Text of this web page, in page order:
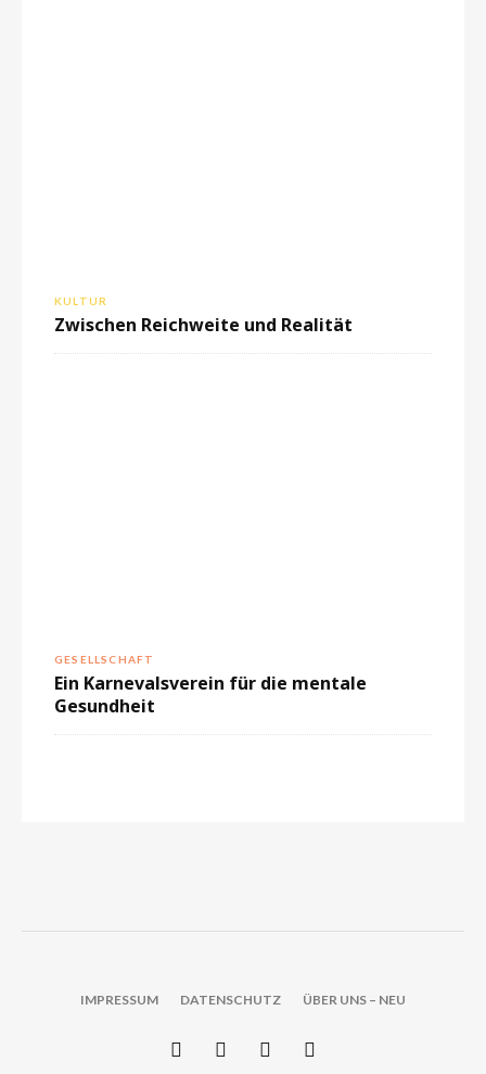
KULTUR
Zwischen Reichweite und Realität
GESELLSCHAFT
Ein Karnevalsverein für die mentale
Gesundheit
IMPRESSUM DATENSCHUTZ ÜBER UNS – NEU